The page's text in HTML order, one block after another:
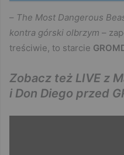
– The Most Dangerous
kontra górski olbrzym –
treściwie, to starcie
Zobacz też LIVE z
i Don Diego przed